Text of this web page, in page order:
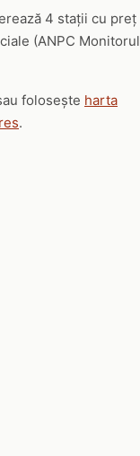
4 stații cu preț
(ANPC Monitorul
folosește harta
.